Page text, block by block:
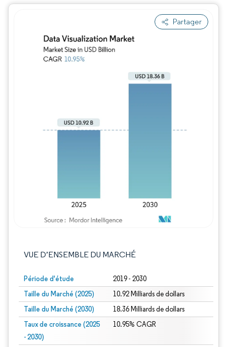
Partager
VUE D’ENSEMBLE DU MARCHÉ
Période d'étude 2019 - 2030
Taille du Marché (2025) 10.92 Milliards de dollars
Taille du Marché (2030) 18.36 Milliards de dollars
Taux de croissance (2025
- 2030)
10.95% CAGR